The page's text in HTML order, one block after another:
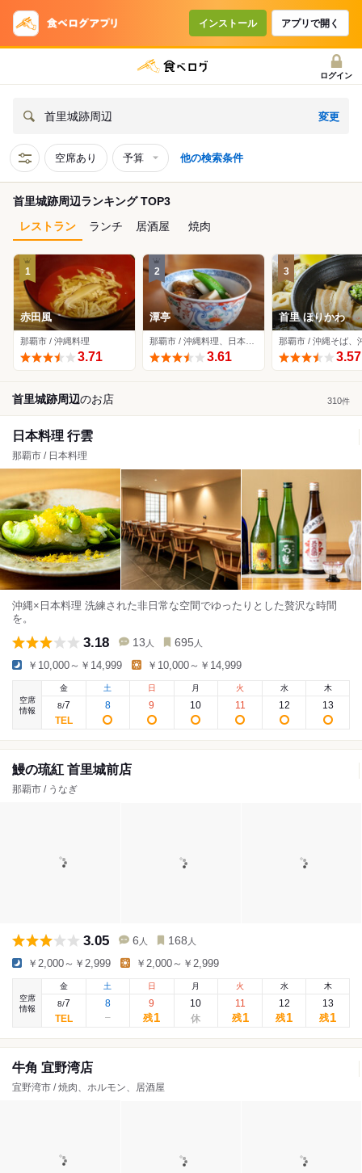
インストール アプリで開く
ログイン
首里城跡周辺 変更
空席あり 予算 他の検索条件
首里城跡周辺ランキング TOP3
レストラン
ランチ 居酒屋 焼肉
1
赤田風
那覇市 / 沖縄料理
3.71
2
潭亭
3.61
3
首里 ほりかわ
3.57
首里城跡周辺のお店 310件
日本料理 行雲
那覇市 / 日本料理
沖縄×日本料理 洗練された非日常な空間でゆったりとした贅沢な時間
を。
3.18 13 人 695 人
￥10,000～￥14,999 ￥10,000～￥14,999
空席
情報
金
8/7
土
8
日
9
月
10
火
11
水
12
木
13
鰻の琉紅 首里城前店
那覇市 / うなぎ
3.05 6 人 168 人
￥2,000～￥2,999 ￥2,000～￥2,999
空席
情報
金
8/7
土
8
日
9
残1
月
10
火
11
残1
水
12
残1
木
13
残1
牛角 宜野湾店
宜野湾市 / 焼肉、ホルモン、居酒屋